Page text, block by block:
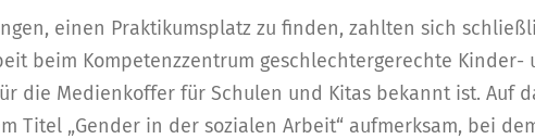
einen Praktikumsplatz zu finden, zahlten sich
beim Kompetenzzentrum geschlechtergerechte Kinder-
die Medienkoffer für Schulen und Kitas bekannt ist. Auf
Titel „Gender in der sozialen Arbeit“ aufmerksam, bei